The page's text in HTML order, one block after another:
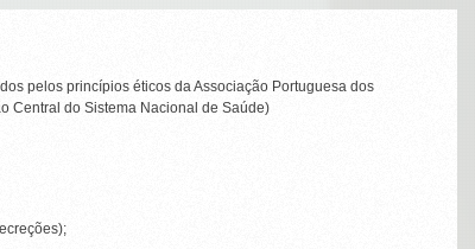
pelos princípios éticos da Associação Portuguesa dos
Central do Sistema Nacional de Saúde)